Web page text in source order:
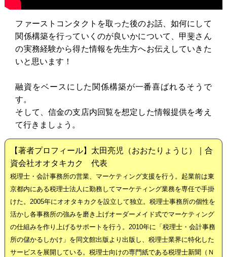
ファーストコンタクトを取った後のお話、如何にして
関係構築を行っていくのが良いかについて、甲斐さん
の実務経験から得た情報を先生方へお伝えしていきた
いと思います！
融資をベースにした関係構築が一番喜ばれるそうで
す。
そして、信金の支店内回覧を想定した情報提供を考え
て行きましょう。
【著者プロフィール】太田亮児（おおたりょうじ）｜合
資会社オオタキカク 代表
税理士・会計事務所の営業、マーケティング支援を行う。起業前は東
京都内にある税理士法人に勤務してマーケティング業務を専任で手掛
けた。2005年にオオタキカクを設立して独立。税理士事務所の個性を
活かし各事務所の強みを磨き上げオーダーメイド式でマーケティング
の仕組みを作り上げるサポートを行う。2010年に「税理士・会計事務
所の儲かるしかけ」を同文館出版より出版し、税理士業界に特化した
サービスを展開している。税理士向けの専門紙である税理士新聞（Ｎ